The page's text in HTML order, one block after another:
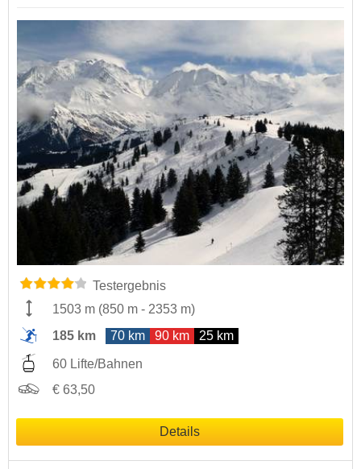
Testergebnis
1503 m (850 m - 2353 m)
185 km
70 km 90 km 25 km
60 Lifte/Bahnen
€ 63,50
Details